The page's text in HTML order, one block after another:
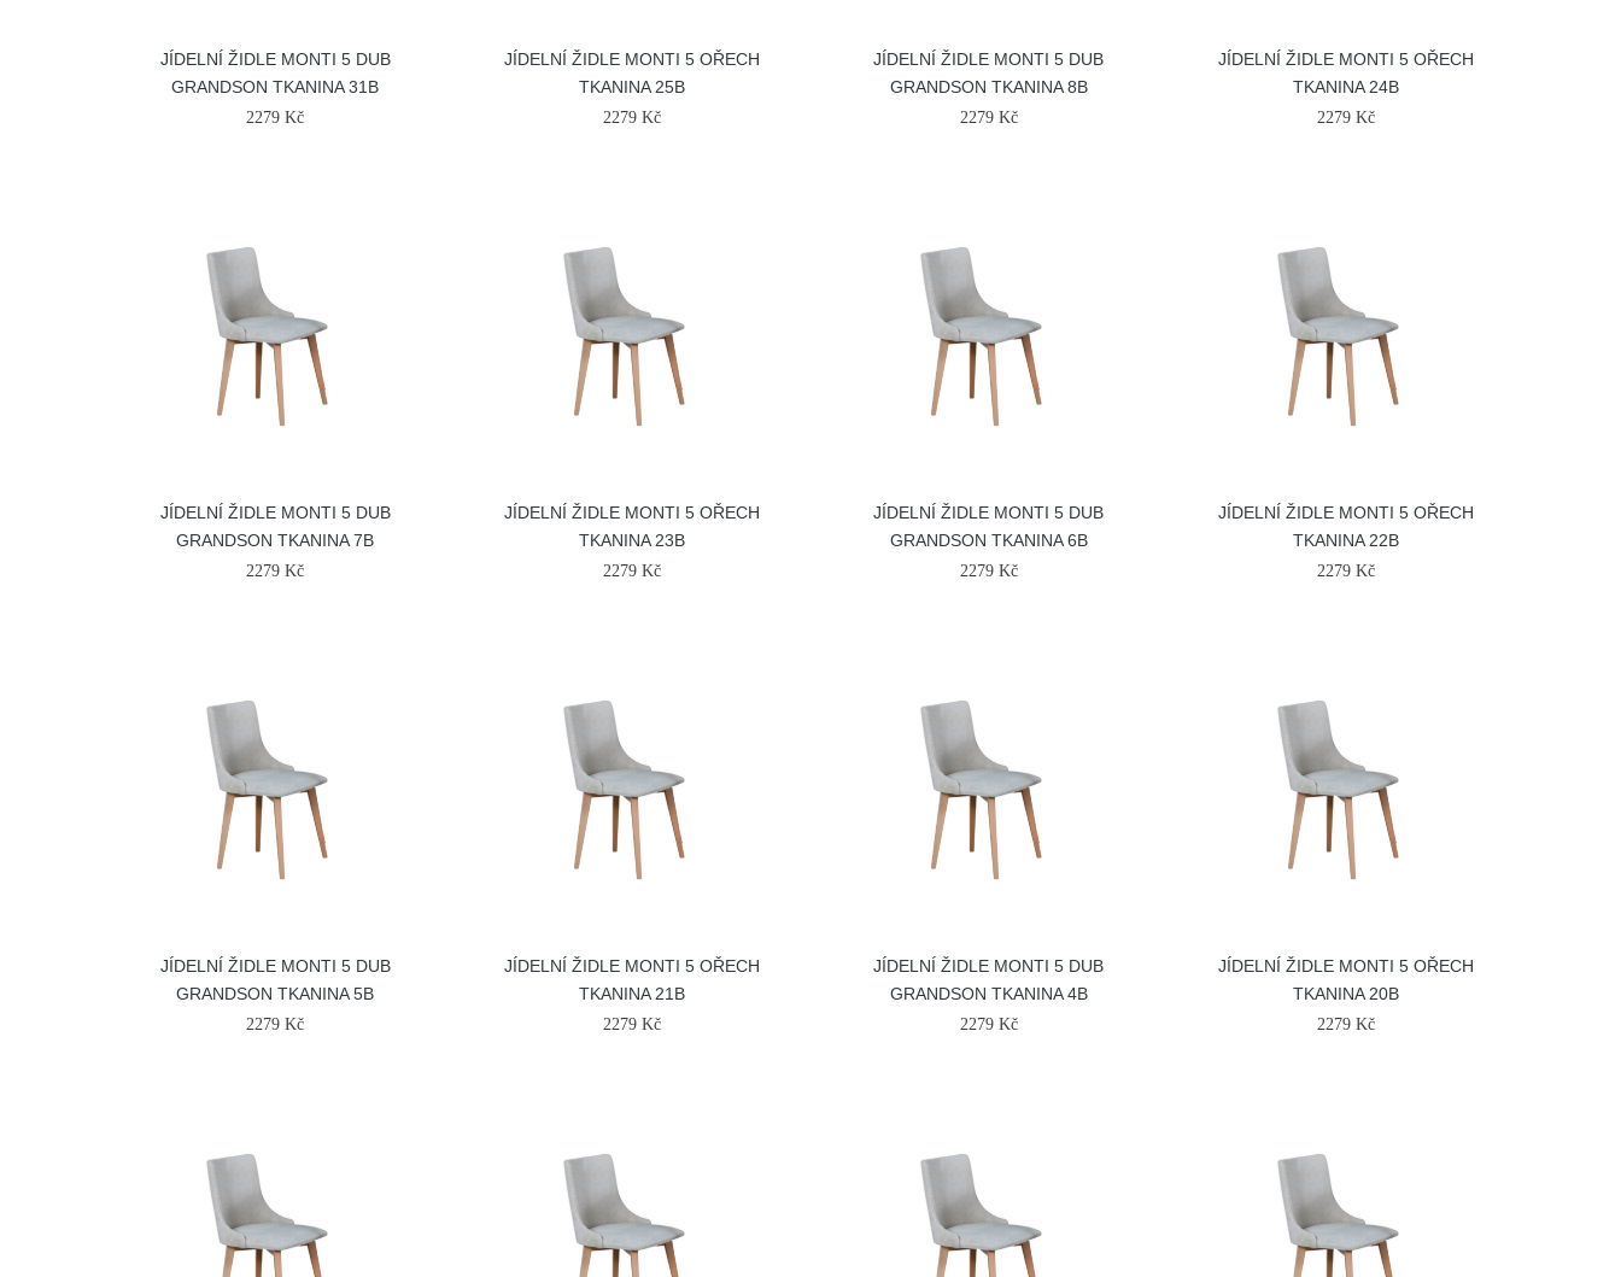
JÍDELNÍ ŽIDLE MONTI 5 DUB
GRANDSON TKANINA 31B
2279 Kč
JÍDELNÍ ŽIDLE MONTI 5 OŘECH
TKANINA 25B
2279 Kč
JÍDELNÍ ŽIDLE MONTI 5 DUB
GRANDSON TKANINA 8B
2279 Kč
JÍDELNÍ ŽIDLE MONTI 5 OŘECH
TKANINA 24B
2279 Kč
JÍDELNÍ ŽIDLE MONTI 5 DUB
GRANDSON TKANINA 7B
2279 Kč
JÍDELNÍ ŽIDLE MONTI 5 OŘECH
TKANINA 23B
2279 Kč
JÍDELNÍ ŽIDLE MONTI 5 DUB
GRANDSON TKANINA 6B
2279 Kč
JÍDELNÍ ŽIDLE MONTI 5 OŘECH
TKANINA 22B
2279 Kč
JÍDELNÍ ŽIDLE MONTI 5 DUB
GRANDSON TKANINA 5B
2279 Kč
JÍDELNÍ ŽIDLE MONTI 5 OŘECH
TKANINA 21B
2279 Kč
JÍDELNÍ ŽIDLE MONTI 5 DUB
GRANDSON TKANINA 4B
2279 Kč
JÍDELNÍ ŽIDLE MONTI 5 OŘECH
TKANINA 20B
2279 Kč